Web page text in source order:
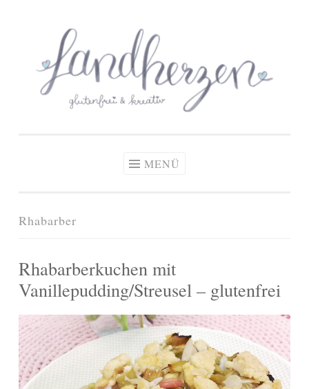
springen
Zöliakie, glutenfreie Ernährung
MENÜ
Rhabarber
Rhabarberkuchen mit
Vanillepudding/Streusel – glutenfrei